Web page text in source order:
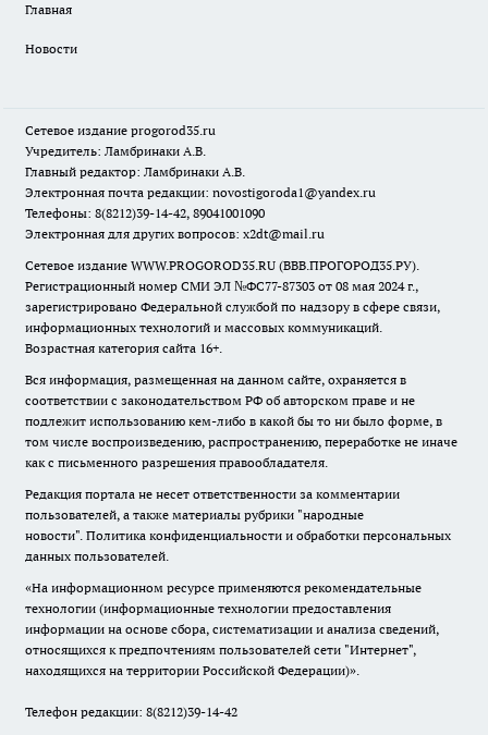
Главная
Новости
Сетевое издание progorod35.ru
Учредитель: Ламбринаки А.В.
Главный редактор: Ламбринаки А.В.
Электронная почта редакции: novostigoroda1@yandex.ru
Телефоны: 8(8212)39-14-42, 89041001090
Электронная для других вопросов: x2dt@mail.ru
Сетевое издание WWW.PROGOROD35.RU (ВВВ.ПРОГОРОД35.РУ).
Регистрационный номер СМИ ЭЛ №ФС77-87303 от 08 мая 2024 г.,
зарегистрировано Федеральной службой по надзору в сфере связи,
информационных технологий и массовых коммуникаций.
Возрастная категория сайта 16+.
Вся информация, размещенная на данном сайте, охраняется в
соответствии с законодательством РФ об авторском праве и не
подлежит использованию кем-либо в какой бы то ни было форме, в
том числе воспроизведению, распространению, переработке не иначе
как с письменного разрешения правообладателя.
Редакция портала не несет ответственности за комментарии
пользователей, а также материалы рубрики "народные
новости". Политика конфиденциальности и обработки персональных
данных пользователей.
«На информационном ресурсе применяются рекомендательные
технологии (информационные технологии предоставления
информации на основе сбора, систематизации и анализа сведений,
относящихся к предпочтениям пользователей сети "Интернет",
находящихся на территории Российской Федерации)».
Телефон редакции: 8(8212)39-14-42